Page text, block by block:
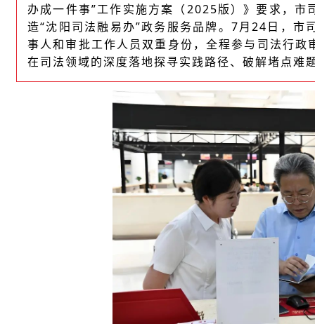
办成一件事”工作实施方案（2025版）》要求，市
造“沈阳司法融易办”政务服务品牌。7月24日，市
事人和审批工作人员双重身份，全程参与司法行
在司法领域的深度落地探寻实践路径、破解堵点难